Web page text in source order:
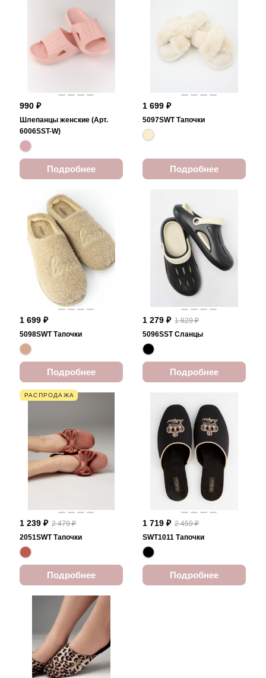
990 ₽
Шлепанцы женские (Арт.
6006SST-W)
Подробнее
1 699 ₽
5097SWT Тапочки
Подробнее
1 699 ₽
5098SWT Тапочки
Подробнее
1 279 ₽ 1 829 ₽
5096SST Сланцы
Подробнее
РАСПРОДАЖА
1 239 ₽ 2 479 ₽
2051SWT Тапочки
Подробнее
1 719 ₽ 2 459 ₽
SWT1011 Тапочки
Подробнее